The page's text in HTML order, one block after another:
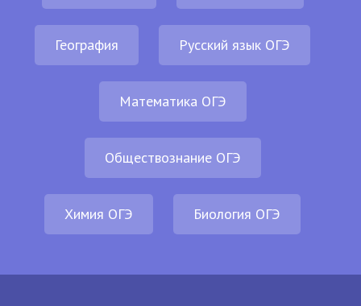
География Русский язык ОГЭ
Математика ОГЭ
Обществознание ОГЭ
Химия ОГЭ Биология ОГЭ